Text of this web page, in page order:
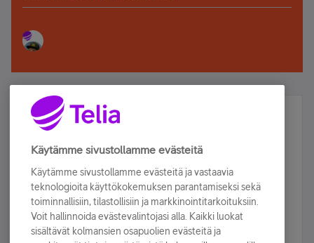
Älä jää paitsi – osallistu ja voita!
Tilaa Telian uutiskirje ja olet mukana arvonnassa.
sähköpostiisi.
Tilaa nyt
Käytämme sivustollamme evästeitä
Käytämme sivustollamme evästeitä ja vastaavia
teknologioita käyttökokemuksen parantamiseksi sekä
toiminnallisiin, tilastollisiin ja markkinointitarkoituksiin.
Voit hallinnoida evästevalintojasi alla. Kaikki luokat
sisältävät kolmansien osapuolien evästeitä ja